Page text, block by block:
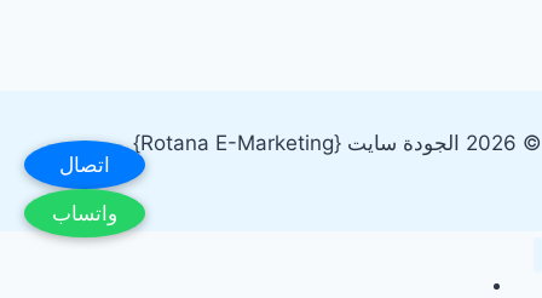
© 2026 الجودة سايت {Rotana E-Marketing}
اتصال
واتساب